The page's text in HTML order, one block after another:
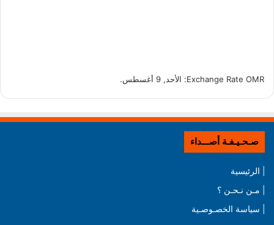
Exchange Rate OMR : الأحد, 9 أغسطس.
صـحـيـفـة أصـــداء
| الرئيسية
| مـن نـحـن ؟
| سياسة الخصـوصـية